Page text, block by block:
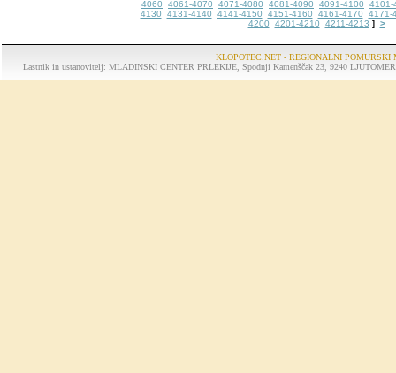
4060 4061-4070 4071-4080 4081-4090 4091-4100
4101-
4130
4131-4140 4141-4150 4151-4160 4161-4170
4171-
4200
4201-4210 4211-4213 ] >
KLOPOTEC.NET - REGIONALNI POMURSKI
Lastnik in ustanovitelj: MLADINSKI CENTER PRLEKIJE, Spodnji Kamenščak 23, 9240